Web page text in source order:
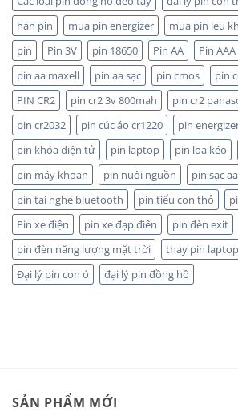
TP.HCM:
UY
TÍN,
CHIẾT
KHẤU
CAO,
HÀNG
CHÍNH
HÃNG
Panasonic
và
Maxell:
Pin
nào
bền
hơn?
hàn pin
mua pin energizer
mua pin ieu
pin
Pin 3V pin 18650 Pin AA Pin AAA
pin aa maxell
pin aa sạc pin cmos pin
PIN CR2
pin cr2 3v 800mah pin cr2
pin cr2032
pin cúc áo cr1220 pin
pin khóa điện tử
pin laptop pin loa kéo
pin máy khoan
pin nuôi nguồn
pin sạc aa
pin tai nghe bluetooth
pin tiểu con thỏ
Pin xe điện
pin xe đạp điên
pin đèn exit
pin đèn năng lượng mặt trời
thay pin laptop
Đại lý pin con ó
đại lý pin đồng hồ
SẢN PHẨM MỚI